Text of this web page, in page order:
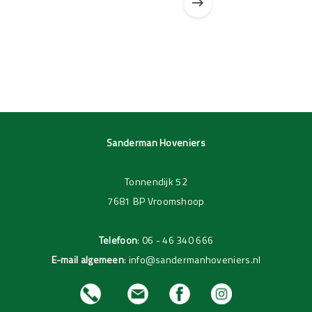
Sanderman Hoveniers
Tonnendijk 52
7681 BP Vroomshoop
Telefoon: 06 - 46 340 666
E-mail algemeen: info@sandermanhoveniers.nl